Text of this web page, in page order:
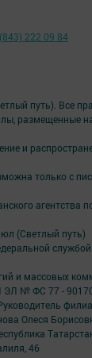
путь). Все
размещенные
и
только с
агентства
(Светлый путь)
и массовых
ЭЛ № ФС 77 -
Олеся
46
(843) 222 09 84